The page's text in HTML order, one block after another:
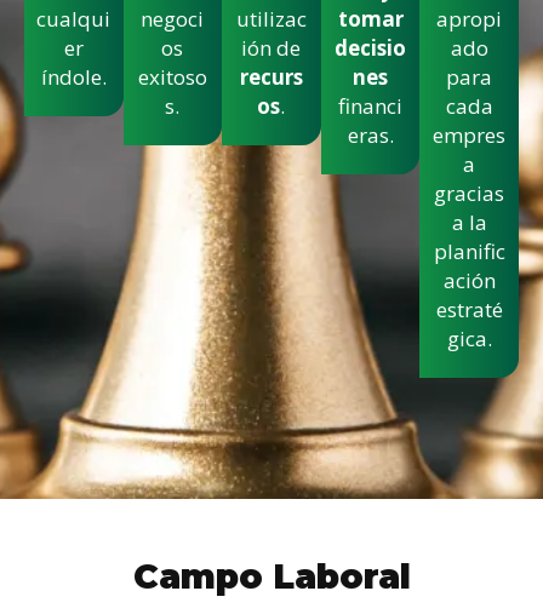
cualqui
er
índole.
negoci
os
exitoso
s.
utilizac
ión de
recurs
os.
tomar
decisio
nes
financi
eras.
apropi
ado
para
cada
empres
a
gracias
a la
planific
ación
estraté
gica.
Campo Laboral